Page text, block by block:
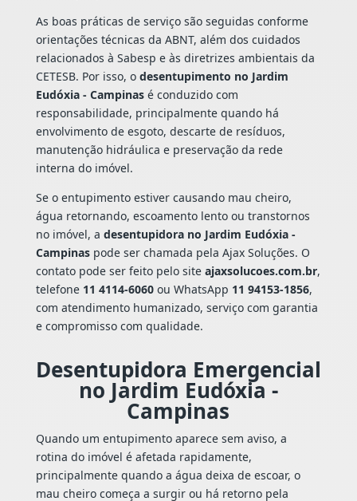
As boas práticas de serviço são seguidas conforme
orientações técnicas da ABNT, além dos cuidados
relacionados à Sabesp e às diretrizes ambientais da
CETESB. Por isso, o desentupimento no Jardim
Eudóxia - Campinasé conduzido com
responsabilidade, principalmente quando há
envolvimento de esgoto, descarte de resíduos,
manutenção hidráulica e preservação da rede
interna do imóvel.
Se o entupimento estiver causando mau cheiro,
água retornando, escoamento lento ou transtornos
no imóvel, a desentupidora no Jardim Eudóxia -
Campinaspode ser chamada pela Ajax Soluções. O
contato pode ser feito pelo site ajaxsolucoes.com.br,
telefone 11 4114-6060ou WhatsApp 11 94153-1856,
com atendimento humanizado, serviço com garantia
e compromisso com qualidade.
Desentupidora Emergencial
no Jardim Eudóxia -
Campinas
Quando um entupimento aparece sem aviso, a
rotina do imóvel é afetada rapidamente,
principalmente quando a água deixa de escoar, o
mau cheiro começa a surgir ou há retorno pela